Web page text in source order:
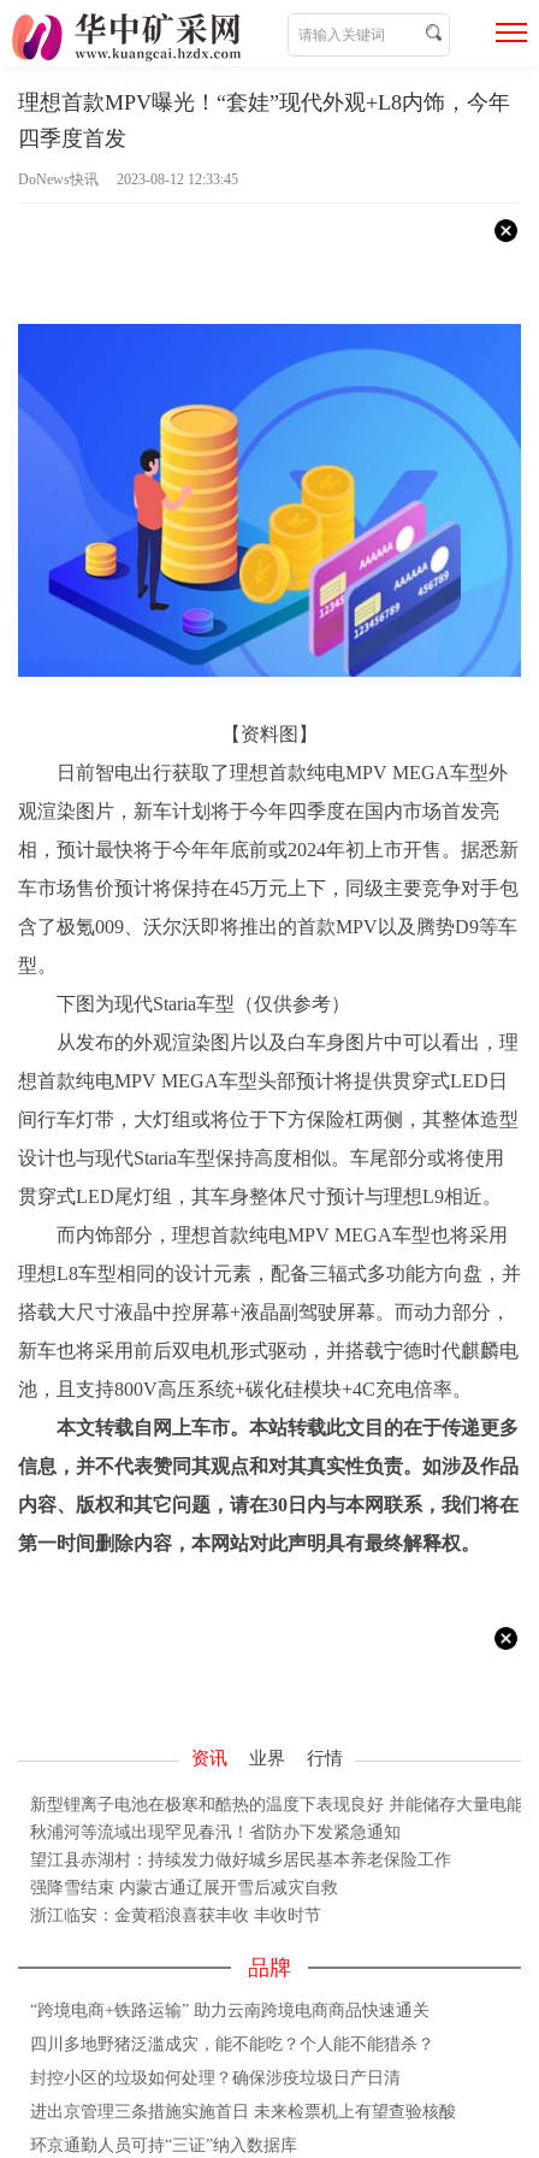
理想首款MPV曝光！“套娃”现代外观+L8内饰，今年
四季度首发
DoNews快讯 2023-08-12 12:33:45
【资料图】
日前智电出行获取了理想首款纯电MPV MEGA车型外
观渲染图片，新车计划将于今年四季度在国内市场首发亮
相，预计最快将于今年年底前或2024年初上市开售。据悉新
车市场售价预计将保持在45万元上下，同级主要竞争对手包
含了极氪009、沃尔沃即将推出的首款MPV以及腾势D9等车
型。
下图为现代Staria车型（仅供参考）
从发布的外观渲染图片以及白车身图片中可以看出，理
想首款纯电MPV MEGA车型头部预计将提供贯穿式LED日
间行车灯带，大灯组或将位于下方保险杠两侧，其整体造型
设计也与现代Staria车型保持高度相似。车尾部分或将使用
贯穿式LED尾灯组，其车身整体尺寸预计与理想L9相近。
而内饰部分，理想首款纯电MPV MEGA车型也将采用
理想L8车型相同的设计元素，配备三辐式多功能方向盘，并
搭载大尺寸液晶中控屏幕+液晶副驾驶屏幕。而动力部分，
新车也将采用前后双电机形式驱动，并搭载宁德时代麒麟电
池，且支持800V高压系统+碳化硅模块+4C充电倍率。
本文转载自网上车市。本站转载此文目的在于传递更多
信息，并不代表赞同其观点和对其真实性负责。如涉及作品
内容、版权和其它问题，请在30日内与本网联系，我们将在
第一时间删除内容，本网站对此声明具有最终解释权。
资讯 业界 行情
新型锂离子电池在极寒和酷热的温度下表现良好 并能储存大量电能
秋浦河等流域出现罕见春汛！省防办下发紧急通知
望江县赤湖村：持续发力做好城乡居民基本养老保险工作
强降雪结束 内蒙古通辽展开雪后减灾自救
浙江临安：金黄稻浪喜获丰收 丰收时节
品牌
“跨境电商+铁路运输” 助力云南跨境电商商品快速通关
四川多地野猪泛滥成灾，能不能吃？个人能不能猎杀？
封控小区的垃圾如何处理？确保涉疫垃圾日产日清
进出京管理三条措施实施首日 未来检票机上有望查验核酸
环京通勤人员可持“三证”纳入数据库